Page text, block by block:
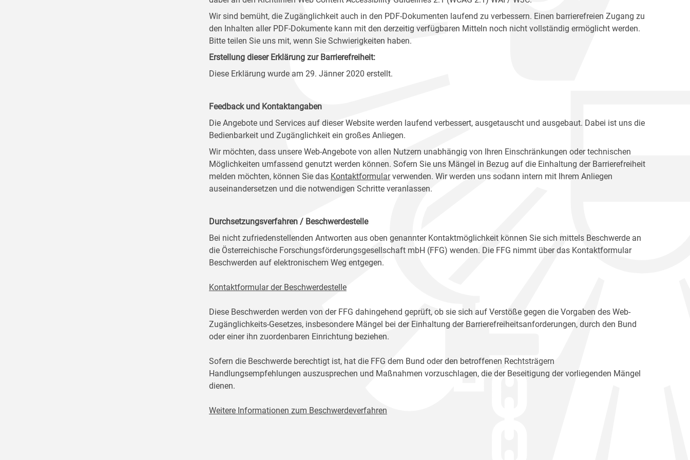
Wir sind bemüht, die Zugänglichkeit auch in den PDF-Dokumenten laufend zu verbessern. Einen barrierefreien Zugang zu
den Inhalten aller PDF-Dokumente kann mit den derzeitig verfügbaren Mitteln noch nicht vollständig ermöglicht werden.
Bitte teilen Sie uns mit, wenn Sie Schwierigkeiten haben.
Erstellung dieser Erklärung zur Barrierefreiheit:
Diese Erklärung wurde am 29. Jänner 2020 erstellt.
Feedback und Kontaktangaben
Die Angebote und Services auf dieser Website werden laufend verbessert, ausgetauscht und ausgebaut. Dabei ist uns die
Bedienbarkeit und Zugänglichkeit ein großes Anliegen.
Wir möchten, dass unsere Web-Angebote von allen Nutzern unabhängig von Ihren Einschränkungen oder technischen
Möglichkeiten umfassend genutzt werden können. Sofern Sie uns Mängel in Bezug auf die Einhaltung der Barrierefreiheit
melden möchten, können Sie das Kontaktformularverwenden. Wir werden uns sodann intern mit Ihrem Anliegen
auseinandersetzen und die notwendigen Schritte veranlassen.
Durchsetzungsverfahren / Beschwerdestelle
Bei nicht zufriedenstellenden Antworten aus oben genannter Kontaktmöglichkeit können Sie sich mittels Beschwerde an
die Österreichische Forschungsförderungsgesellschaft mbH (FFG) wenden. Die FFG nimmt über das Kontaktformular
Beschwerden auf elektronischem Weg entgegen.
Kontaktformular der Beschwerdestelle
Diese Beschwerden werden von der FFG dahingehend geprüft, ob sie sich auf Verstöße gegen die Vorgaben des Web-
Zugänglichkeits-Gesetzes, insbesondere Mängel bei der Einhaltung der Barrierefreiheitsanforderungen, durch den Bund
oder einer ihn zuordenbaren Einrichtung beziehen.
Sofern die Beschwerde berechtigt ist, hat die FFG dem Bund oder den betroffenen Rechtsträgern
Handlungsempfehlungen auszusprechen und Maßnahmen vorzuschlagen, die der Beseitigung der vorliegenden Mängel
dienen.
Weitere Informationen zum Beschwerdeverfahren